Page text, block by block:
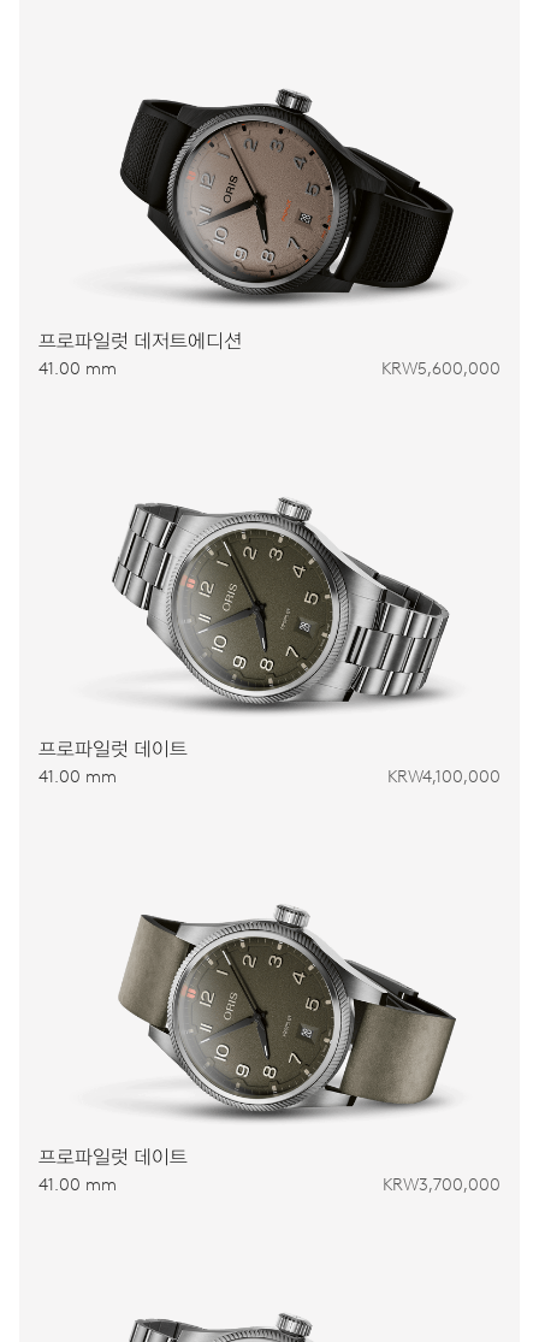
프로파일럿 데저트에디션
41.00 mm KRW5,600,000
프로파일럿 데이트
41.00 mm KRW4,100,000
프로파일럿 데이트
41.00 mm KRW3,700,000